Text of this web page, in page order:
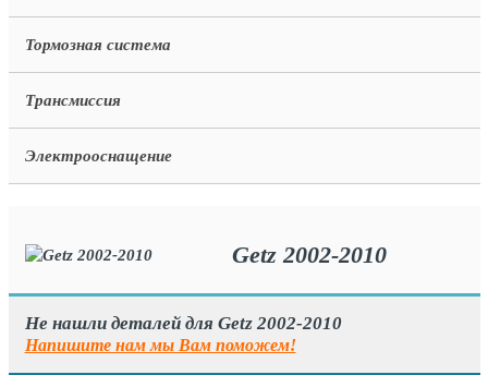
Тормозная система
Трансмиссия
Электрооснащение
Getz 2002-2010
Не нашли деталей для Getz 2002-2010
Напишите нам мы Вам поможем!